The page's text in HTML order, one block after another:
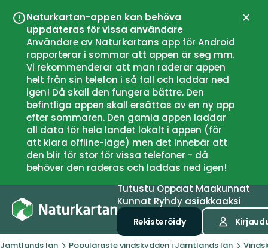
Naturkartan-appen kan behöva
uppdateras för vissa användare
Användare av Naturkartans app för Android
rapporterar i sommar att appen är seg mm.
Vi rekommenderar att man raderar appen
helt från sin telefon i så fall och laddar ned
igen! Då skall den fungera bättre. Den
befintliga appen skall ersättas av en ny app
efter sommaren. Den gamla appen laddar
all data för hela landet lokalt i appen (för
att klara offline-läge) men det innebär att
den blir för stor för vissa telefoner - då
behöver den raderas och laddas ned igen!
Sulje
TutustuOppaatMaakunnat
Kunnat Ryhdy asiakkaaksi
Rekisteröidy
Jämtlands län Populäraste vindskydden i Jämtlands län